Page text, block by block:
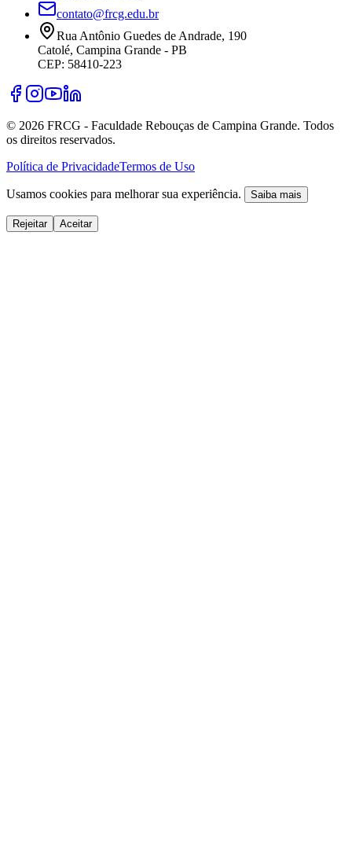
contato@frcg.edu.br
Rua Antônio Guedes de Andrade, 190
Catolé, Campina Grande - PB
CEP: 58410-223
© 2026 FRCG - Faculdade Rebouças de Campina Grande. Todos
os direitos reservados.
Política de PrivacidadeTermos de Uso
Usamos cookies para melhorar sua experiência. Saiba mais
Rejeitar Aceitar